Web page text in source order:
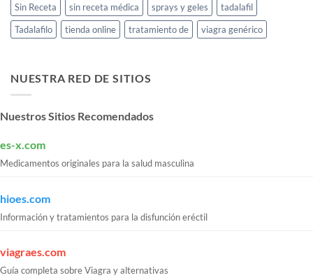
Sin Receta
sin receta médica sprays y geles
tadalafil
Tadalafilo
tienda online tratamiento de viagra genérico
NUESTRA RED DE SITIOS
Nuestros Sitios Recomendados
es-x.com
Medicamentos originales para la salud masculina
hioes.com
Información y tratamientos para la disfunción eréctil
viagraes.com
Guía completa sobre Viagra y alternativas